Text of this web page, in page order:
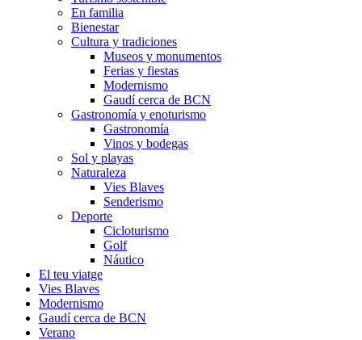
En familia
Bienestar
Cultura y tradiciones
Museos y monumentos
Ferias y fiestas
Modernismo
Gaudí cerca de BCN
Gastronomía y enoturismo
Gastronomía
Vinos y bodegas
Sol y playas
Naturaleza
Vies Blaves
Senderismo
Deporte
Cicloturismo
Golf
Náutico
El teu viatge
Vies Blaves
Modernismo
Gaudí cerca de BCN
Verano